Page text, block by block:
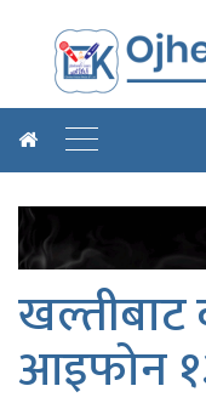
खल्तीबाट
आइफोन